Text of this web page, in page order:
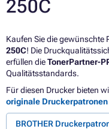
250C
Kaufen Sie die gewünschte
250C! Die
erfüllen dieTonerPartner-
Qualitätsstandards.
Für diesen Drucker bieten
originale Druckerpatronen
BROTHER